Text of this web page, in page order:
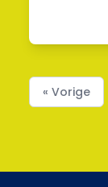
« Vorige